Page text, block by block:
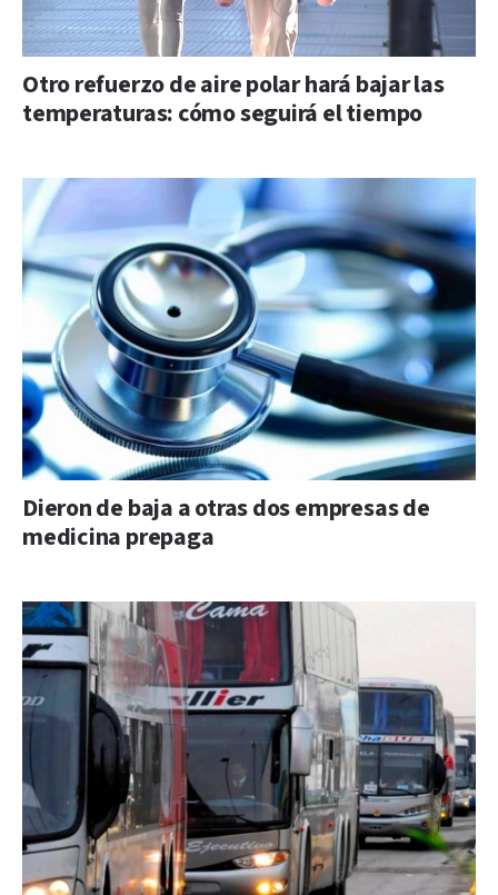
Otro refuerzo de aire polar hará bajar las
temperaturas: cómo seguirá el tiempo
Dieron de baja a otras dos empresas de
medicina prepaga